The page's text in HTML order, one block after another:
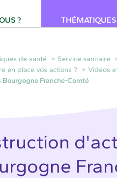
?
de santé Service sanitaire
en place vos actions ?
Vidéos
Bourgogne Franche-Comté